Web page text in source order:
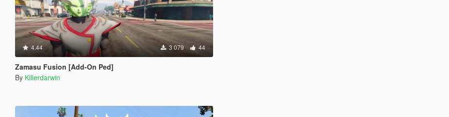
4.44 3 079 44
Zamasu Fusion [Add-On Ped]
By Killerdarwin